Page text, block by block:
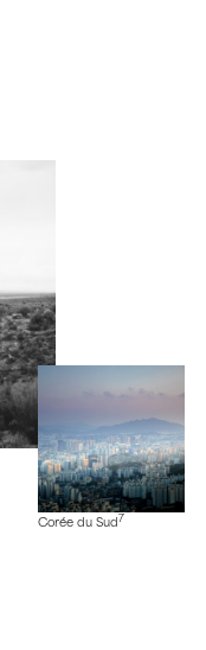
Corée du Sud 7